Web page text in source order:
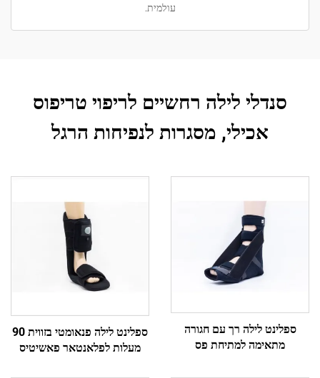
עולמית.
סנדלי לילה רחשיים לריפוי טריפוס
אכילי, מסגרות לנפיחות הרגל
ספלינט לילה רך עם חגורה
מתאימה למתיחת פס
ספלינט לילה פנאומטי בזווית 90
מעלות לפלאנטאר פאשיטיס